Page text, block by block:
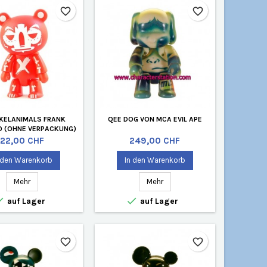
FRANK
(OHNE VERPACKUNG)
Preis
22,00 CHF
Warenkorb
Mehr
auf Lager
favorite_border
QEE DOG VON MCA EVIL APE
Preis
249,00 CHF
In den Warenkorb
Mehr
 auf Lager
favorite_border
favorite_border favorite_border